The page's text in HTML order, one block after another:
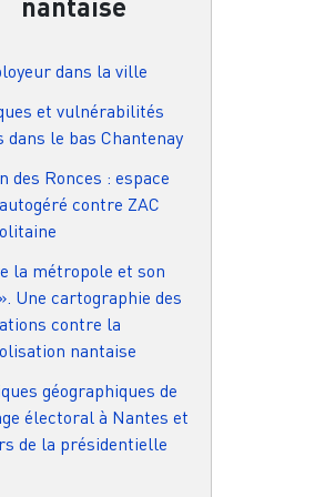
dans la ville
et vulnérabilités
dans le bas Chantenay
des Ronces : espace
contre ZAC
la métropole et son
Une cartographie des
contre la
nantaise
géographiques de
électoral à Nantes et
de la présidentielle